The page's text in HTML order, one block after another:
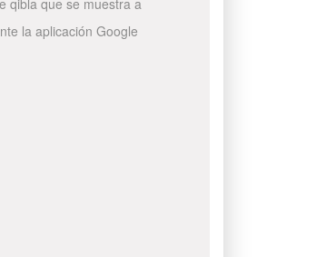
qibla que se muestra a
la aplicación Google